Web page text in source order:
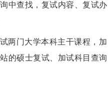
中查找，复试内容、复试办
两门大学本科主干课程，加
的硕士复试、加试科目查询